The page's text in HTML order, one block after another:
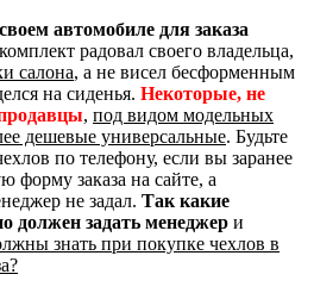
автомобиле для заказа
радовал своего владельца,
салона, а не висел бесформенным
на сиденья. Некоторые, не
, под видом модельных
дешевые универсальные. Будьте
по телефону, если вы заранее
форму заказа на сайте, а
не задал. Так какие
должен задать менеджер и
знать при покупке чехлов в